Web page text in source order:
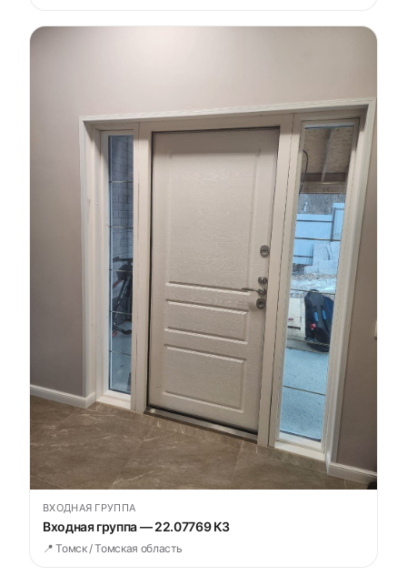
ВХОДНАЯ ГРУППА
Входная группа — 22.07769 К3
📍 Томск / Томская область